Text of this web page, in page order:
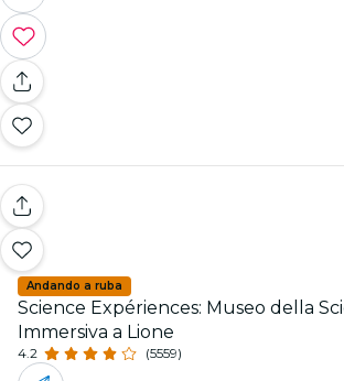
Andando a ruba
Science Expériences: Museo della
Immersiva a Lione
4.2 (5559)